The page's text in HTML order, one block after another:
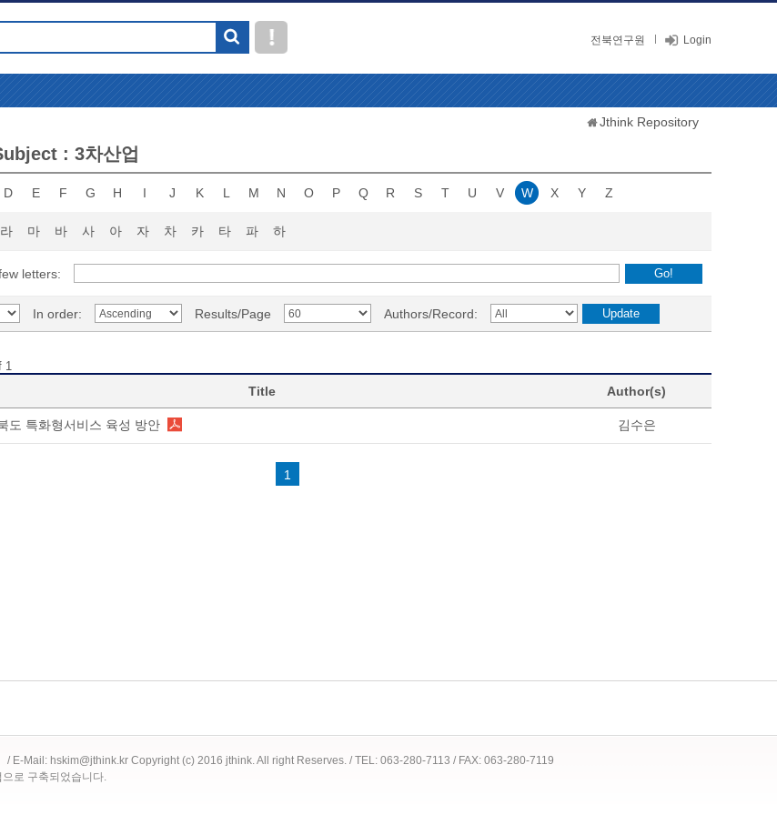
전북연구원 Login
Jthink Repository
: 3차산업
D E F G H I J K L M N O P Q R S T U V W X Y Z
라 마 바 사 아 자 차 카 타 파 하
letters:
In order: Results/Page Authors/Record:
1
Title Author(s)
도 특화형서비스 육성 방안 김수은
1
/ E-Mail: hskim@jthink.kr Copyright (c) 2016 jthink. All right Reserves. / TEL: 063-280-7113 / FAX: 063-280-7119
로 구축되었습니다.